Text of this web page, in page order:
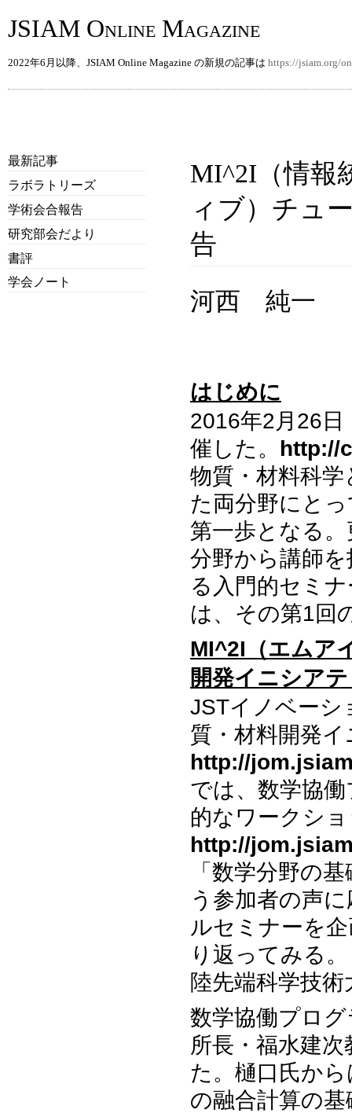
JSIAM Online Magazine
2022年6月以降、JSIAM Online Magazine の新規の記事は https://jsiam.org/
最新記事
ラボラトリーズ
学術会合報告
研究部会だより
書評
学会ノート
MI^2I（情報
ィブ）チュ
告
河西 純一
はじめに
2016年2月26
催した。 http://
物質・材料科
た両分野にと
第一歩となる
分野から講師
る入門的セミ
は、その第1回
MI^2I （エムア
開発イニシア
JSTイノベーシ
質・材料開発
http://
では、数学協
的なワークシ
http://
「数学分野の
う参加者の声
ルセミナーを
り返ってみる
陸先端科学技
数学協働プロ
所長・福水建
た。樋口氏か
の融合計算の